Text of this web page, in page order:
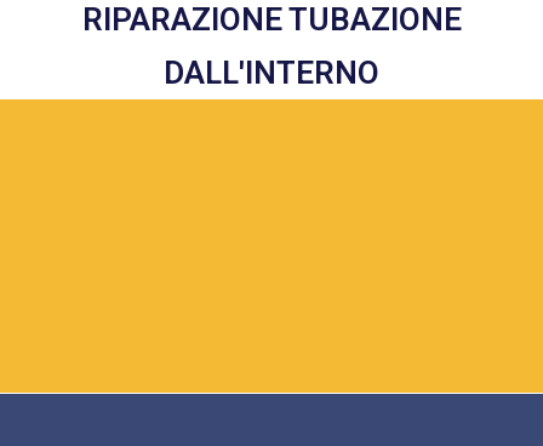
RIPARAZIONE TUBAZIONE
DALL'INTERNO